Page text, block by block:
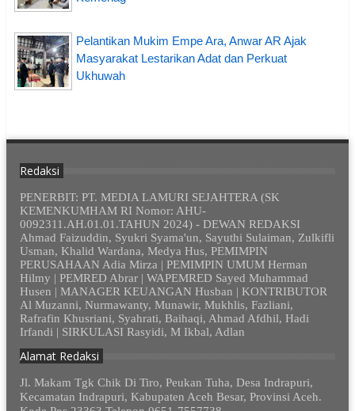
Pelantikan Mukim Empe Ara, Anwar AR Ajak
Masyarakat Lestarikan Adat dan Perkuat
Ukhuwah
Redaksi
PENERBIT: PT. MEDIA LAMURI SEJAHTERA (SK
KEMENKUMHAM RI Nomor: AHU-
0092311.AH.01.01.TAHUN 2024) - DEWAN REDAKSI
Ahmad Faizuddin, Syukri Syama'un, Sayuthi Sulaiman, Zulkifli
Usman, Khalid Wardana, Medya Hus, PEMIMPIN
PERUSAHAAN Adia Mirza | PEMIMPIN UMUM Herman
Hilmy | PEMRED Abrar | WAPEMRED Sayed Muhammad
Husen | MANAGER KEUANGAN Husban | KONTRIBUTOR
Al Muzanni, Nurmawanty, Munawir, Mukhlis, Fazliani,
Rafrafin Khusriani, Syahrati, Baihaqi, Ahmad Afdhil, Hadi
Irfandi | SIRKULASI Rasyidi, M Ikbal, Adlan
Alamat Redaksi
Jl. Makam Tgk Chik Di Tiro, Peukan Tuha, Desa Indrapuri,
Kecamatan Indrapuri, Kabupaten Aceh Besar, Provinsi Aceh.